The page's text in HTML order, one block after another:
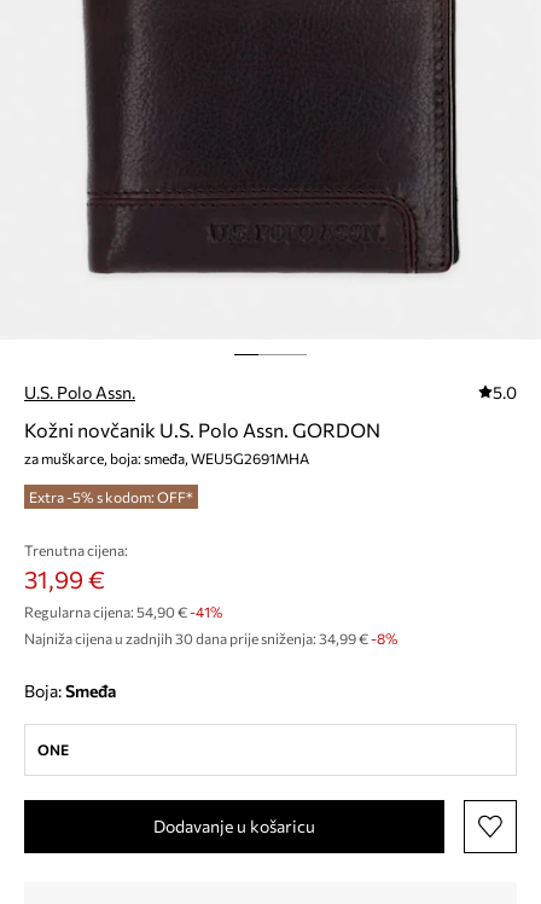
U.S. Polo Assn. 5.0
Kožni novčanik U.S. Polo Assn. GORDON
za muškarce, boja: smeđa, WEU5G2691MHA
Extra -5% s kodom: OFF*
Trenutna cijena:
31,99 €
Regularna cijena: 54,90 €-41%
Najniža cijena u zadnjih 30 dana prije sniženja: 34,99 € -8%
Boja: smeđa
ONE
Dodavanje u košaricu